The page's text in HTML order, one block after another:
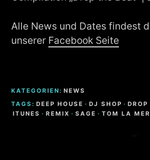
Alle News und Dates findest
unserer Facebook Seite
KATEGORIEN: NEWS
TAGS: DEEP HOUSE · DJ SHOP ·
ITUNES · REMIX · SAGE · TOM LA MER